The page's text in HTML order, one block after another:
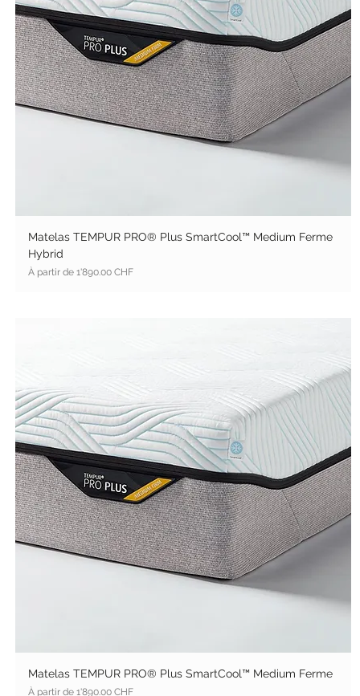
Matelas TEMPUR PRO® Plus SmartCool™ Medium Ferme
Hybrid
À partir de1'890.00 CHF
Prix promotionnel
Matelas TEMPUR PRO® Plus SmartCool™ Medium Ferme
À partir de1'890.00 CHF
Prix promotionnel